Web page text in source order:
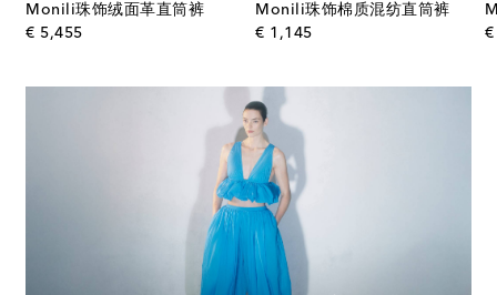
Monili珠饰绒面革直筒裤
€ 5,455original price
Monili珠饰棉质混纺直筒裤
€ 1,145original price
€